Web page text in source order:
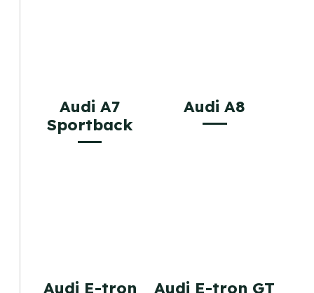
Audi A7
Sportback
Audi A8
Audi E-tron Audi E-tron GT